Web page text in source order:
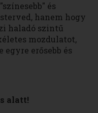
és
hanem hogy
haladó szintű
mozdulatot,
erősebb és
alatt!